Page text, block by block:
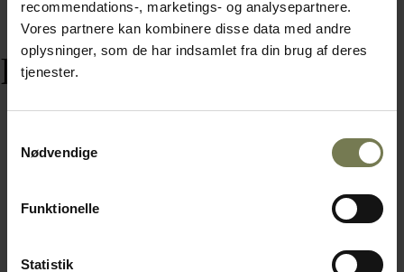
recommendations-, marketings- og analysepartnere.
Vores partnere kan kombinere disse data med andre
oplysninger, som de har indsamlet fra din brug af deres
tjenester.
Nødvendige
Funktionelle
Statistik
Relaterede varer